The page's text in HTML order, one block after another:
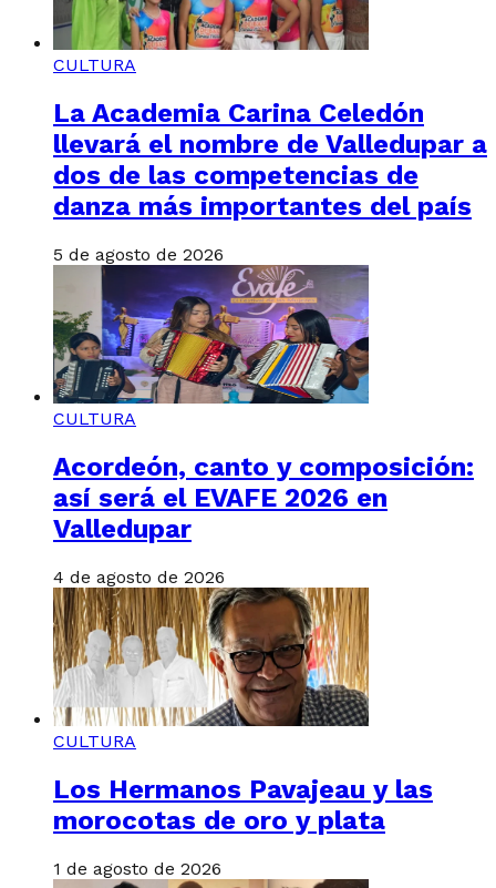
CULTURA
La Academia Carina Celedón
llevará el nombre de Valledupar a
dos de las competencias de
danza más importantes del país
5 de agosto de 2026
CULTURA
Acordeón, canto y composición:
así será el EVAFE 2026 en
Valledupar
4 de agosto de 2026
CULTURA
Los Hermanos Pavajeau y las
morocotas de oro y plata
1 de agosto de 2026